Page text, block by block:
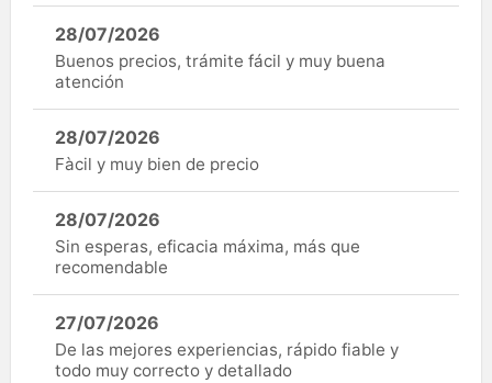
28/07/2026
Buenos precios, trámite fácil y muy buena
atención
28/07/2026
Fàcil y muy bien de precio
28/07/2026
Sin esperas, eficacia máxima, más que
recomendable
27/07/2026
De las mejores experiencias, rápido fiable y
todo muy correcto y detallado